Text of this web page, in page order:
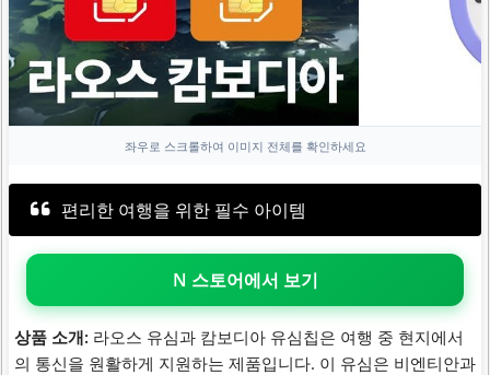
좌우로 스크롤하여 이미지 전체를 확인하세요
편리한 여행을 위한 필수 아이템
N 스토어에서 보기
상품 소개: 라오스 유심과 캄보디아 유심칩은 여행 중 현지에서
의 통신을 원활하게 지원하는 제품입니다. 이 유심은 비엔티안과